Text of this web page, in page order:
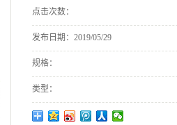
点击次数：
发布日期： 2019/05/29
规格：
类型：